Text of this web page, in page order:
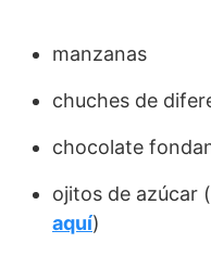
manzanas
chuches de
chocolate
ojitos de azúcar
aquí)